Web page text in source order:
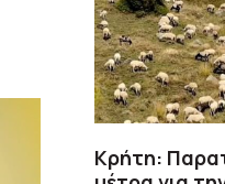
Κρήτη: